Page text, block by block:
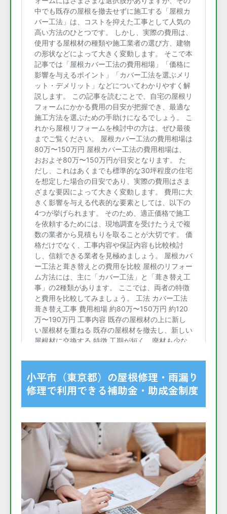
小平市（東京都）の屋根修理・雨漏り
修理で利用できる補助金・助成金制度